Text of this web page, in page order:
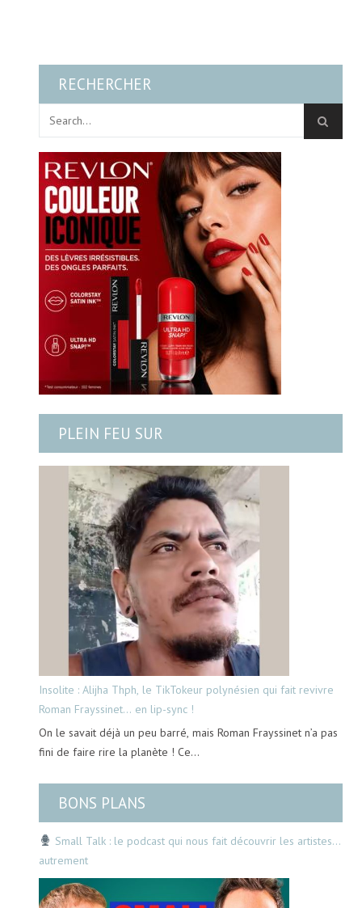
RECHERCHER
PLEIN FEU SUR
Insolite : Alijha Thph, le TikTokeur polynésien qui fait revivre
Roman Frayssinet… en lip-sync !
On le savait déjà un peu barré, mais Roman Frayssinet n’a pas
fini de faire rire la planète ! Ce…
BONS PLANS
Small Talk : le podcast qui nous fait découvrir les artistes…
autrement